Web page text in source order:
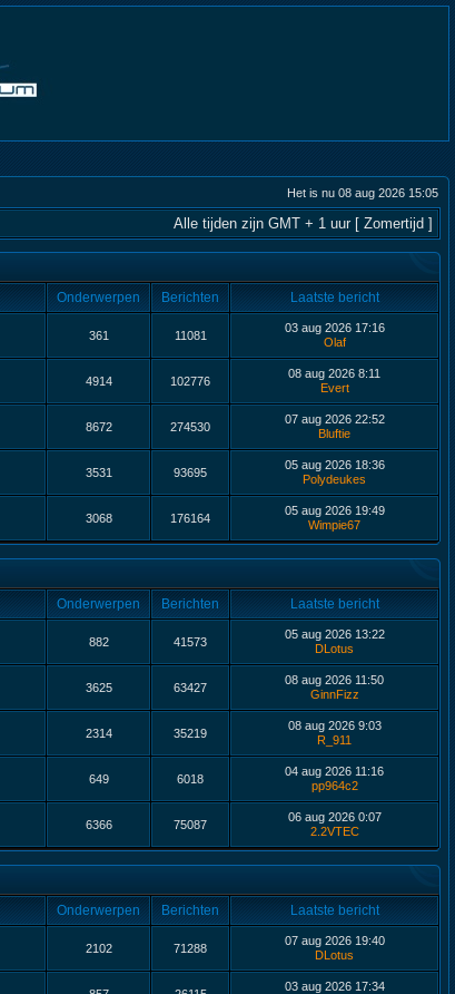
Het is nu 08 aug 2026 15:05
Alle tijden zijn GMT + 1 uur [ Zomertijd ]
Onderwerpen Berichten
Laatste bericht
361 11081
03 aug 2026 17:16
Olaf
4914 102776
08 aug 2026 8:11
Evert
8672 274530
07 aug 2026 22:52
Bluftie
3531 93695
05 aug 2026 18:36
Polydeukes
3068 176164
05 aug 2026 19:49
Wimpie67
Onderwerpen Berichten
Laatste bericht
882 41573
05 aug 2026 13:22
DLotus
3625 63427
08 aug 2026 11:50
GinnFizz
2314 35219
08 aug 2026 9:03
R_911
649 6018
04 aug 2026 11:16
pp964c2
6366 75087
06 aug 2026 0:07
2.2VTEC
Onderwerpen Berichten
Laatste bericht
2102 71288
07 aug 2026 19:40
DLotus
03 aug 2026 17:34